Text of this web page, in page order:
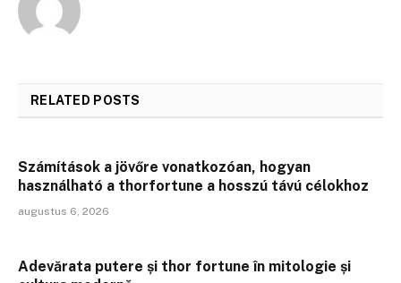
RELATED POSTS
Számítások a jövőre vonatkozóan, hogyan
használható a thorfortune a hosszú távú célokhoz
augustus 6, 2026
Adevărata putere și thor fortune în mitologie și